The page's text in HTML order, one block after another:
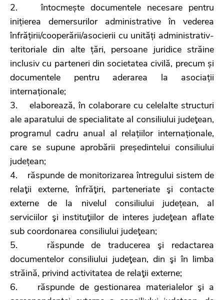
2. întocmește documentele necesare pentru
inițierea demersurilor administrative în vederea
înfrățirii/cooperării/asocierii cu unități administrativ-
teritoriale din alte țări, persoane juridice străine
inclusiv cu parteneri din societatea civilă, precum și
documentele pentru aderarea la asociații
internaționale;
3. elaborează, în colaborare cu celelalte structuri
ale aparatului de specialitate al consiliului judeţean,
programul cadru anual al relațiilor internaționale,
care se supune aprobării președintelui consiliului
județean;
4. răspunde de monitorizarea întregului sistem de
relaţii externe, înfrăţiri, parteneriate şi contacte
externe de la nivelul consiliului județean, al
serviciilor şi instituţiilor de interes judeţean aflate
sub coordonarea consiliului judeţean;
5. răspunde de traducerea şi redactarea
documentelor consiliului judeţean, din şi în limba
străină, privind activitatea de relaţii externe;
6. răspunde de gestionarea materialelor şi a